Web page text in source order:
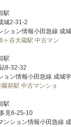
駅
城2-31-2
ション情報小田急線 成
ヶ谷大蔵駅 中古マン
駅
8-32-32
ョン情報小田急線 成城
前駅 中古マンショ
駅
見6-25-10
ンション情報小田急線